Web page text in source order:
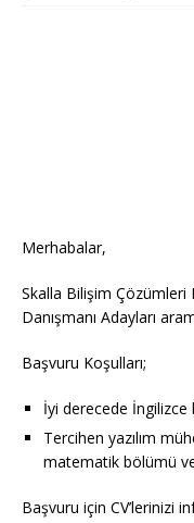
Merhabalar,
Skalla Bilişim Çözümleri
Danışmanı Adayları
Başvuru Koşulları;
İyi derecede İngilizce
Tercihen yazılım
matematik bölümü
Başvuru için CV’lerinizi